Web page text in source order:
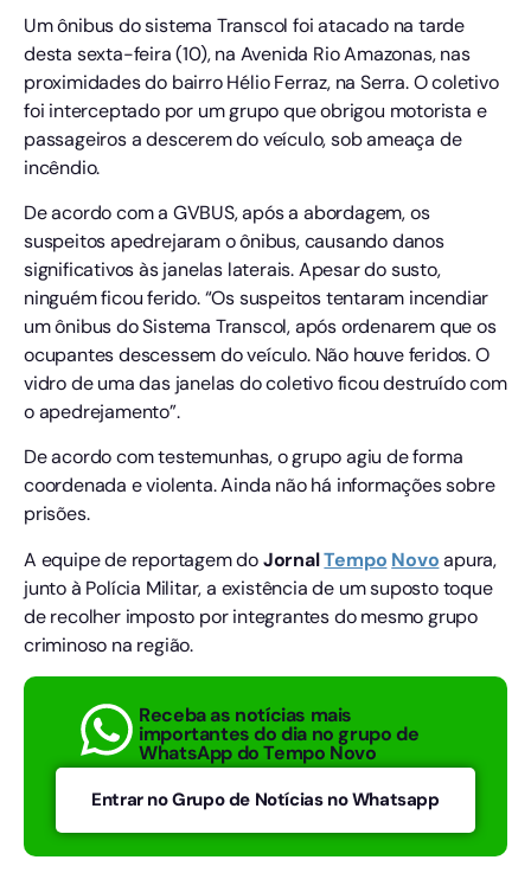
Um ônibus do sistema Transcol foi atacado na tarde
desta sexta-feira (10), na Avenida Rio Amazonas, nas
proximidades do bairro Hélio Ferraz, na Serra. O coletivo
foi interceptado por um grupo que obrigou motorista e
passageiros a descerem do veículo, sob ameaça de
incêndio.
De acordo com a GVBUS, após a abordagem, os
suspeitos apedrejaram o ônibus, causando danos
significativos às janelas laterais. Apesar do susto,
ninguém ficou ferido. “Os suspeitos tentaram incendiar
um ônibus do Sistema Transcol, após ordenarem que os
ocupantes descessem do veículo. Não houve feridos. O
vidro de uma das janelas do coletivo ficou destruído com
o apedrejamento”.
De acordo com testemunhas, o grupo agiu de forma
coordenada e violenta. Ainda não há informações sobre
prisões.
A equipe de reportagem doJornalTempo Novoapura,
junto à Polícia Militar, a existência de um suposto toque
de recolher imposto por integrantes do mesmo grupo
criminoso na região.
Receba as notícias mais
importantes do dia no grupo de
WhatsApp do Tempo Novo
Entrar no Grupo de Notícias no Whatsapp